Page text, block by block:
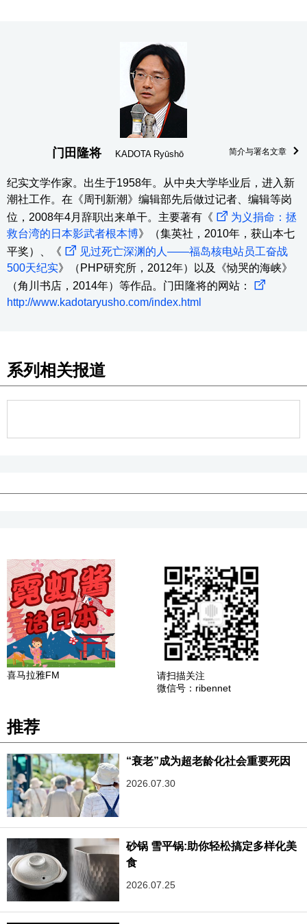
门田隆将 KADOTA Ryūshō 简介与署名文章
纪实文学作家。出生于1958年。从中央大学毕业后，进入新
潮社工作。在《周刊新潮》编辑部先后做过记者、编辑等岗
位，2008年4月辞职出来单干。主要著有《
为义捐命：拯
救台湾的日本影武者根本博》（集英社，2010年，获山本七
平奖）、《
见过死亡深渊的人——福岛核电站员工奋战
500天纪实》（PHP研究所，2012年）以及《恸哭的海峡》
（角川书店，2014年）等作品。门田隆将的网站：
http://www.kadotaryusho.com/index.html
系列相关报道
喜马拉雅FM
请扫描关注
微信号：ribennet
推荐
“衰老”成为超老龄化社会重要死因
2026.07.30
砂锅 雪平锅:助你轻松搞定多样化美
食
2026.07.25